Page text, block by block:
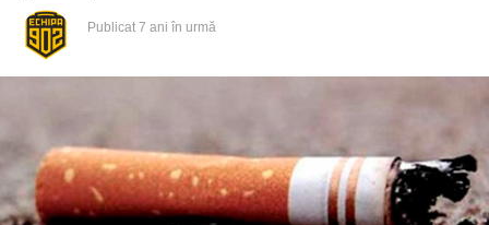
Publicat 7 ani în urmă